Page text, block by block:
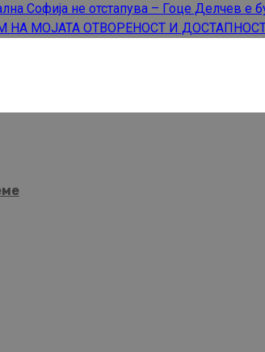
Софија не отстапува – Гоце Делчев е
НА МОЈАТА ОТВОРЕНОСТ И